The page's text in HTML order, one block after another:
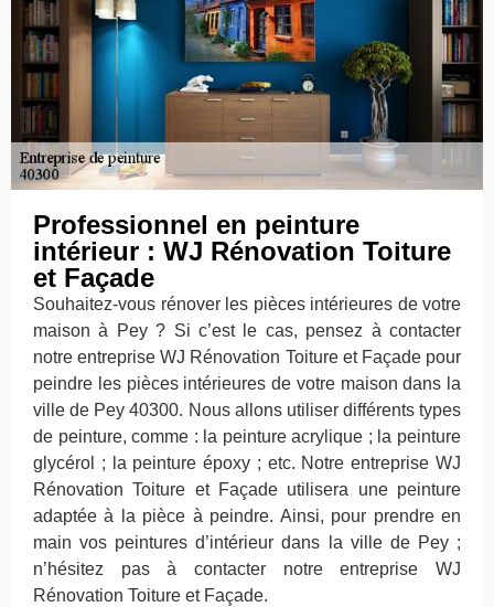
Professionnel en peinture
intérieur : WJ Rénovation Toiture
et Façade
Souhaitez-vous rénover les pièces intérieures de votre
maison à Pey ? Si c’est le cas, pensez à contacter
notre entreprise WJ Rénovation Toiture et Façade pour
peindre les pièces intérieures de votre maison dans la
ville de Pey 40300. Nous allons utiliser différents types
de peinture, comme : la peinture acrylique ; la peinture
glycérol ; la peinture époxy ; etc. Notre entreprise WJ
Rénovation Toiture et Façade utilisera une peinture
adaptée à la pièce à peindre. Ainsi, pour prendre en
main vos peintures d’intérieur dans la ville de Pey ;
n’hésitez pas à contacter notre entreprise WJ
Rénovation Toiture et Façade.